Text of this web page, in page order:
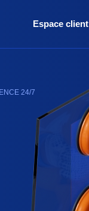
Espace client
24/7